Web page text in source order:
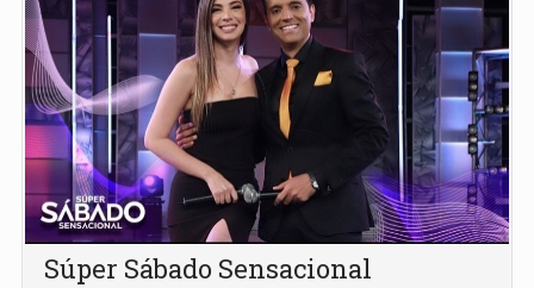
Súper Sábado Sensacional